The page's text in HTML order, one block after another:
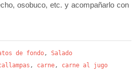
osobuco, etc. y acompañarlo con
de fondo, Salado
, carne, carne al jugo